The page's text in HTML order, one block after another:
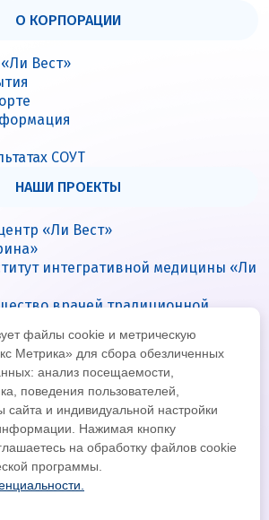
О КОРПОРАЦИИ
Вест»
СОУТ
НАШИ ПРОЕКТЫ
«Ли Вест»
интегративной медицины «Ли
врачей традиционной
2026
сайт корпорации «Ли Вест»
файлы cookie и метрическую
Метрика» для сбора обезличенных
анализ посещаемости,
поведения пользователей,
сайта и индивидуальной настройки
Нажимая кнопку
на обработку файлов cookie
программы.